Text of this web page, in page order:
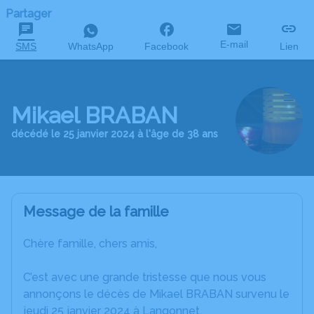
Partager
SMS WhatsApp Facebook E-mail Lien
Mikael BRABAN
décédé le 25 janvier 2024 à l'âge de 38 ans
Message de la famille
Chère famille, chers amis,
C’est avec une grande tristesse que nous vous
annonçons le décès de Mikael BRABAN survenu le
jeudi 25 janvier 2024 à Langonnet.